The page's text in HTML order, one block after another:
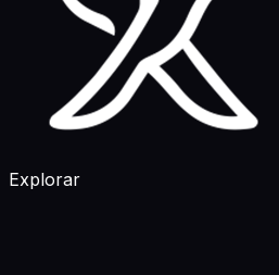
Explorar